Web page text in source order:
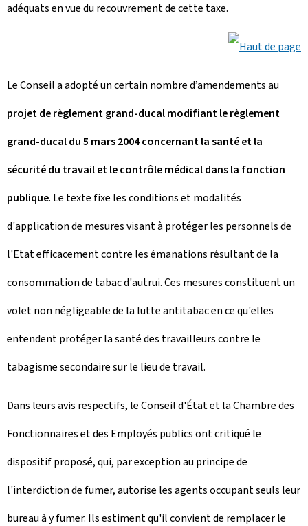
adéquats en vue du recouvrement de cette taxe.
Le Conseil a adopté un certain nombre d’amendements au
projet de règlement grand-ducal modifiant le règlement
grand-ducal du 5 mars 2004 concernant la santé et la
sécurité du travail et le contrôle médical dans la fonction
publique. Le texte fixe les conditions et modalités
d'application de mesures visant à protéger les personnels de
l'Etat efficacement contre les émanations résultant de la
consommation de tabac d'autrui. Ces mesures constituent un
volet non négligeable de la lutte antitabac en ce qu'elles
entendent protéger la santé des travailleurs contre le
tabagisme secondaire sur le lieu de travail.
Dans leurs avis respectifs, le Conseil d'État et la Chambre des
Fonctionnaires et des Employés publics ont critiqué le
dispositif proposé, qui, par exception au principe de
l'interdiction de fumer, autorise les agents occupant seuls leur
bureau à y fumer. Ils estiment qu'il convient de remplacer le